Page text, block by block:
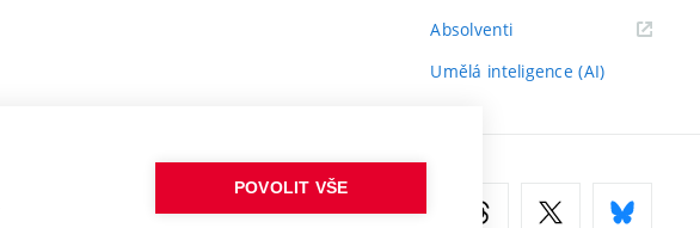
Absolventi(externí
Umělá inteligence (AI)
POVOLIT VŠE